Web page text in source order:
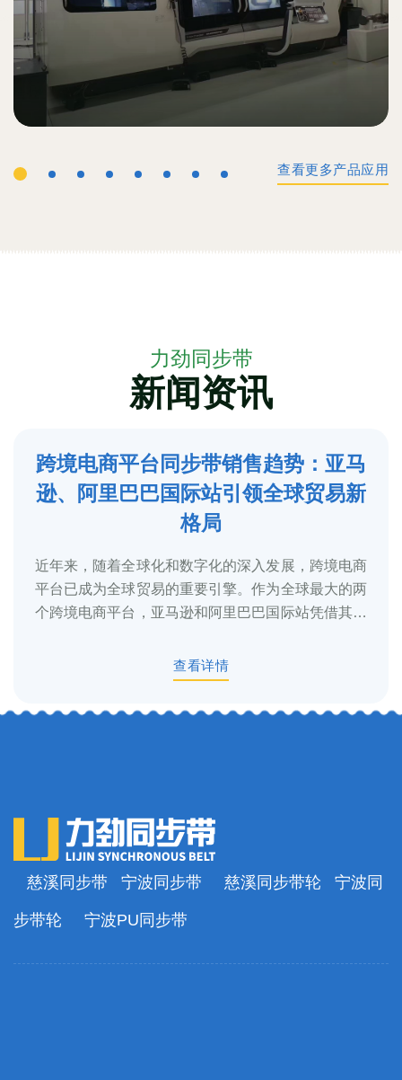
查看更多产品应用
力劲同步带
新闻资讯
5
2025-3
跨境电商平台同步带销售趋势：亚马
逊、阿里巴巴国际站引领全球贸易新
格局
近年来，随着全球化和数字化的深入发展，跨境电商
平台已成为全球贸易的重要引擎。作为全球最大的两
个跨境电商平台，亚马逊和阿里巴巴国际站凭借其庞
查看详情
慈溪同步带 宁波同步带 慈溪同步带轮 宁波同
步带轮 宁波PU同步带